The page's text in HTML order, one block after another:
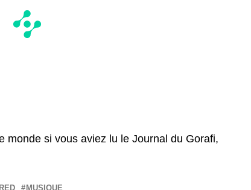
monde si vous aviez lu le Journal du Gorafi,
MUSIQUE